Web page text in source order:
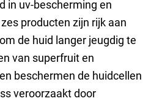
in uv-bescherming en
producten zijn rijk aan
de huid langer jeugdig te
van superfruit en
beschermen de huidcellen
veroorzaakt door